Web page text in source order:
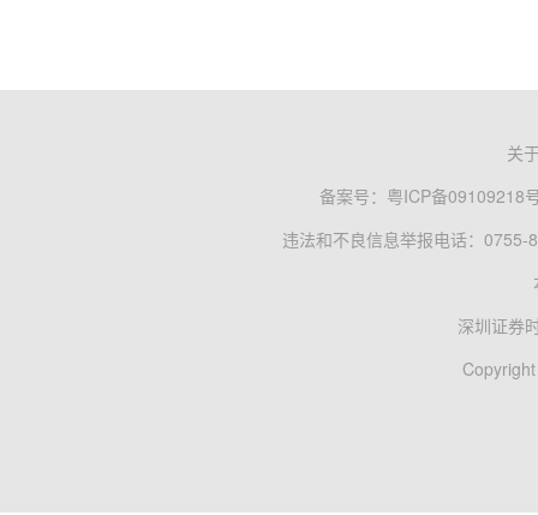
关
备案号： 粤ICP备09109218
违法和不良信息举报电话：0755-
深圳证券